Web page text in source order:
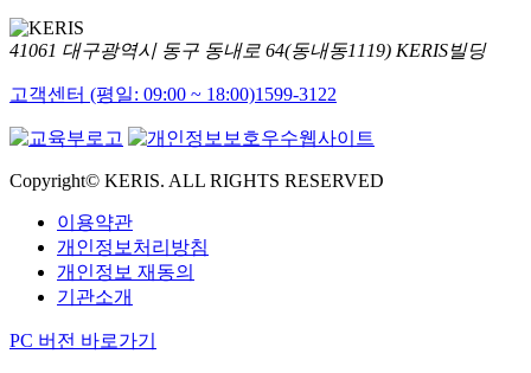
41061 대구광역시 동구 동내로 64(동내동1119) KERIS빌딩
고객센터 (평일: 09:00 ~ 18:00)1599-3122
Copyright© KERIS. ALL RIGHTS RESERVED
이용약관
개인정보처리방침
개인정보 재동의
기관소개
PC 버전 바로가기